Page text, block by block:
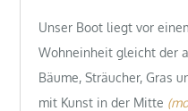
Unser Boot liegt vor
Wohneinheit gleicht der
Bäume, Sträucher, Gras
mit Kunst in der Mitte